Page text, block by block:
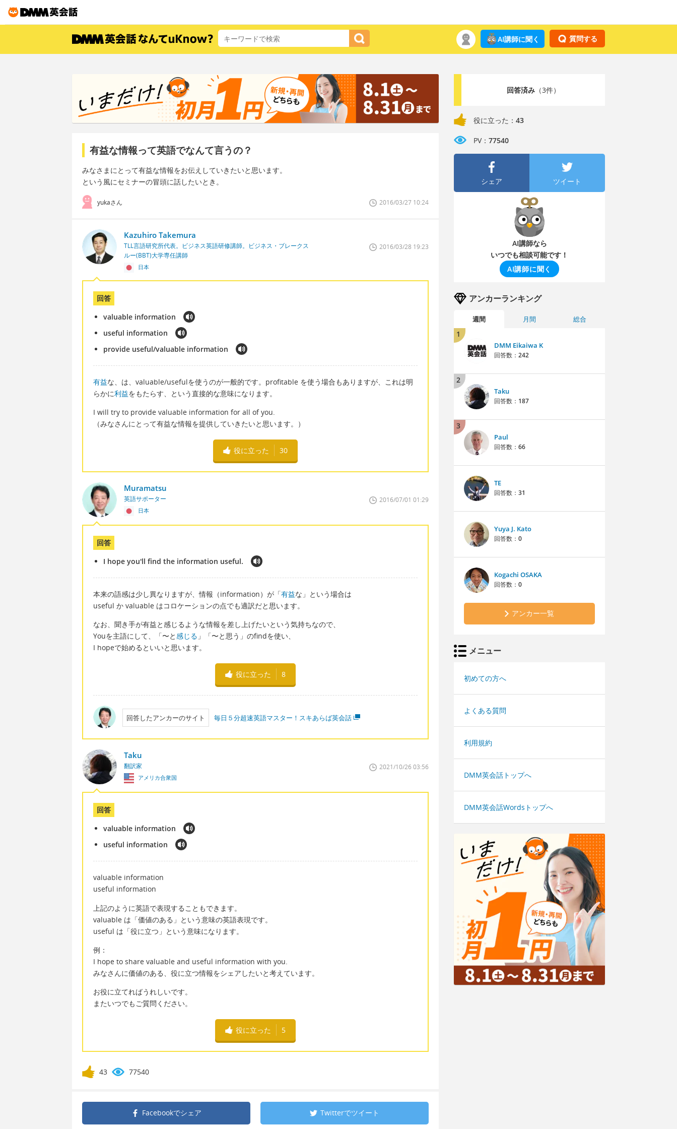
質問する
AI講師に聞く
有益な情報って英語でなんて言うの？
みなさまにとって有益な情報をお伝えしていきたいと思います。
という風にセミナーの冒頭に話したいとき。
yukaさん 2016/03/27 10:24
Kazuhiro Takemura
TLL言語研究所代表。ビジネス英語研修講師。ビジネス・ブレークス
ルー(BBT)大学専任講師
日本
2016/03/28 19:23
回答
valuable information
useful information
provide useful/valuable information
有益な、は、valuable/usefulを使うのが一般的です。profitable を使う場合もありますが、これは明
らかに利益をもたらす、という直接的な意味になります。
I will try to provide valuable information for all of you.
（みなさんにとって有益な情報を提供していきたいと思います。）
役に立った 30
Muramatsu
英語サポーター
日本
2016/07/01 01:29
回答
I hope you'll find the information useful.
本来の語感は少し異なりますが、情報（information）が「有益な」という場合は
useful か valuable はコロケーションの点でも適訳だと思います。
なお、聞き手が有益と感じるような情報を差し上げたいという気持ちなので、
Youを主語にして、「〜と感じる 」「〜と思う」のfindを使い、
I hopeで始めるといいと思います。
役に立った 8
回答したアンカーのサイト 毎日５分超速英語マスター！スキあらば英会話
Taku
翻訳家
アメリカ合衆国
2021/10/26 03:56
回答
valuable information
useful information
valuable information
useful information
上記のように英語で表現することもできます。
valuable は「価値のある」という意味の英語表現です。
useful は「役に立つ」という意味になります。
例：
I hope to share valuable and useful information with you.
みなさんに価値のある、役に立つ情報をシェアしたいと考えています。
お役に立てればうれしいです。
またいつでもご質問ください。
役に立った 5
43 77540
Facebookでシェア Twitterでツイート
回答済み（3件）
役に立った： 43
PV： 77540
シェア ツイート
AI講師なら
いつでも相談可能です！
AI講師に聞く
アンカーランキング
週間 月間 総合
1
DMM Eikaiwa K
回答数： 242
2
Taku
回答数： 187
3
Paul
回答数： 66
TE
回答数： 31
Yuya J. Kato
回答数： 0
Kogachi OSAKA
回答数： 0
アンカー一覧
メニュー
初めての方へ
よくある質問
利用規約
DMM英会話トップへ
DMM英会話Wordsトップへ